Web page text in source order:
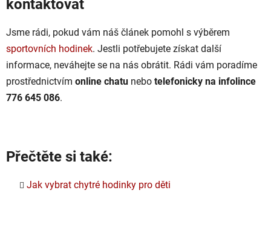
kontaktovat
Jsme rádi, pokud vám náš článek pomohl s výběrem
sportovních hodinek. Jestli potřebujete získat další
informace, neváhejte se na nás obrátit. Rádi vám poradíme
prostřednictvím online chatu nebo telefonicky na infolince
776 645 086.
Přečtěte si také:
Jak vybrat chytré hodinky pro děti